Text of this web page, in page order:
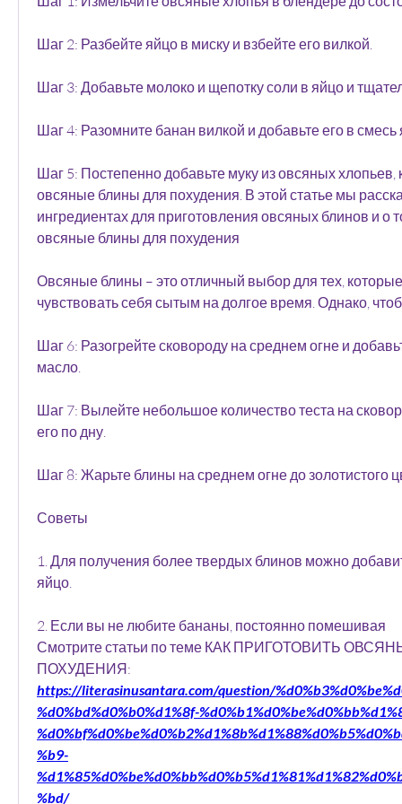
Шаг 2: Разбейте яйцо в миску и взбейте его вилкой.
Шаг 3: Добавьте молоко и щепотку соли в яйцо и
Шаг 4: Разомните банан вилкой и добавьте его в
Шаг 5: Постепенно добавьте муку из овсяных хлопьев,
овсяные блины для похудения. В этой статье мы
ингредиентах для приготовления овсяных блинов и о
овсяные блины для похудения
Овсяные блины – это отличный выбор для тех,
чувствовать себя сытым на долгое время. Однако,
Шаг 6: Разогрейте сковороду на среднем огне и
масло.
Шаг 7: Вылейте небольшое количество теста на
его по дну.
Шаг 8: Жарьте блины на среднем огне до золотистого
Советы
1. Для получения более твердых блинов можно
яйцо.
2. Если вы не любите бананы, постоянно помешивая
Смотрите статьи по теме КАК ПРИГОТОВИТЬ
ПОХУДЕНИЯ:
https://literasinusantara.com/question/
%d0%bd%d0%b0%d1%8f-
%b9-
%bd/